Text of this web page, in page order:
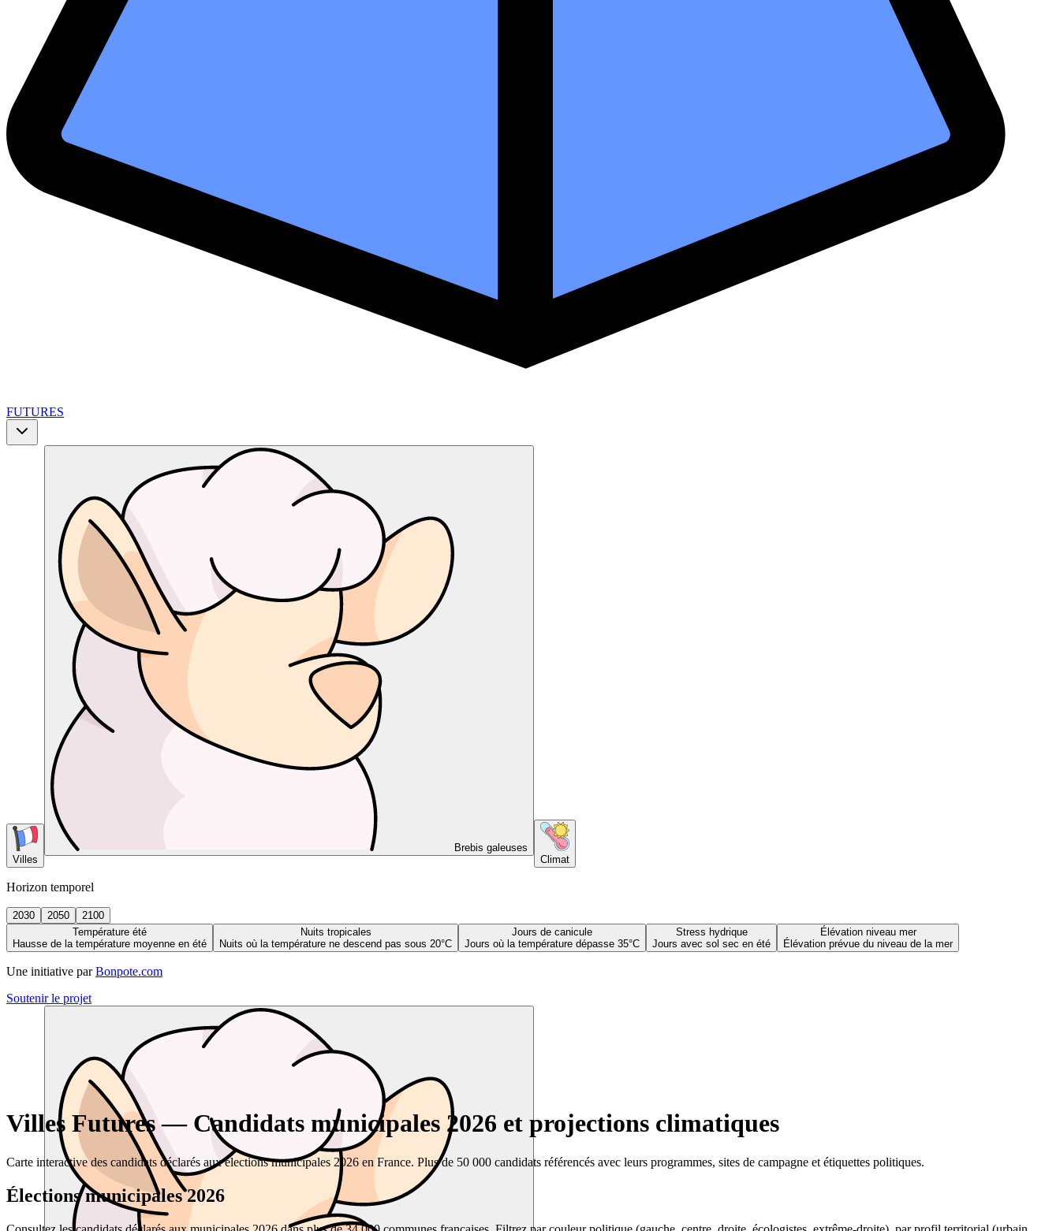
FUTURES
Villes
Brebis galeuses
Climat
Horizon temporel
2030 2050
2100
Température été
Hausse de la température moyenne en été
Nuits tropicales
Nuits où la température ne descend pas sous 20°C
Jours de canicule
Jours où la température dépasse 35°C
Stress hydrique
Jours avec sol sec en été
Élévation niveau mer
Élévation prévue du niveau de la mer
Une initiative par Bonpote.com
Soutenir le projet
Villes Futures — Candidats municipales 2026 et projections climatiques
Carte interactive des candidats déclarés aux élections municipales 2026 en France. Plus de 50 000 candidats référencés avec leurs programmes, sites de campagne et étiquettes politiques.
Élections municipales 2026